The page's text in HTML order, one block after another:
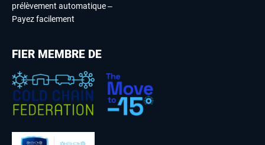
prélèvement automatique –
Payez facilement
FIER MEMBRE DE